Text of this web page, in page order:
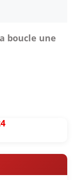
boucle une